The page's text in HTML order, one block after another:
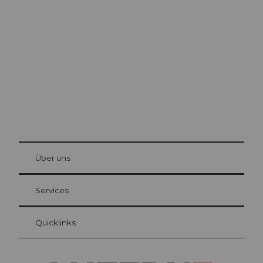
Gästekarte Luzern
Ihre Vorteile als Übernachtungsgast
at Bre
Über uns
Services
Quicklinks